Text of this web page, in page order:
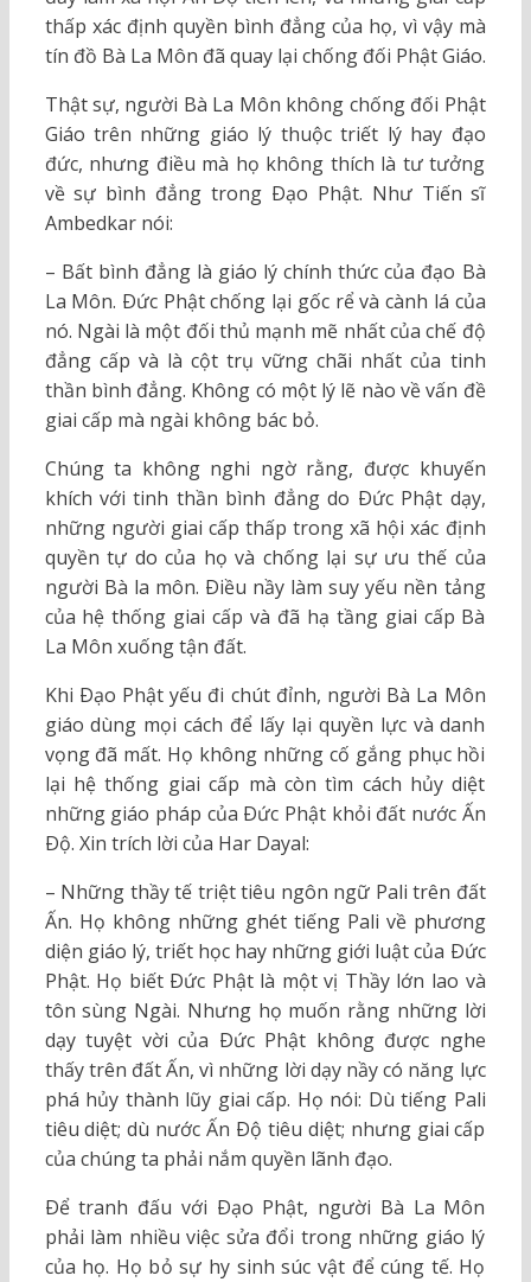
thấp xác định quyền bình đẳng của họ, vì vậy mà
tín đồ Bà La Môn đã quay lại chống đối Phật Giáo.
Thật sự, người Bà La Môn không chống đối Phật
Giáo trên những giáo lý thuộc triết lý hay đạo
đức, nhưng điều mà họ không thích là tư tưởng
về sự bình đẳng trong Ðạo Phật. Như Tiến sĩ
Ambedkar nói:
– Bất bình đẳng là giáo lý chính thức của đạo Bà
La Môn. Ðức Phật chống lại gốc rể và cành lá của
nó. Ngài là một đối thủ mạnh mẽ nhất của chế độ
đẳng cấp và là cột trụ vững chãi nhất của tinh
thần bình đẳng. Không có một lý lẽ nào về vấn đề
giai cấp mà ngài không bác bỏ.
Chúng ta không nghi ngờ rằng, được khuyến
khích với tinh thần bình đẳng do Ðức Phật dạy,
những người giai cấp thấp trong xã hội xác định
quyền tự do của họ và chống lại sự ưu thế của
người Bà la môn. Ðiều nầy làm suy yếu nền tảng
của hệ thống giai cấp và đã hạ tầng giai cấp Bà
La Môn xuống tận đất.
Khi Ðạo Phật yếu đi chút đỉnh, người Bà La Môn
giáo dùng mọi cách để lấy lại quyền lực và danh
vọng đã mất. Họ không những cố gắng phục hồi
lại hệ thống giai cấp mà còn tìm cách hủy diệt
những giáo pháp của Ðức Phật khỏi đất nước Ấn
Ðộ. Xin trích lời của Har Dayal:
– Những thầy tế triệt tiêu ngôn ngữ Pali trên đất
Ấn. Họ không những ghét tiếng Pali về phương
diện giáo lý, triết học hay những giới luật của Ðức
Phật. Họ biết Ðức Phật là một vị Thầy lớn lao và
tôn sùng Ngài. Nhưng họ muốn rằng những lời
dạy tuyệt vời của Ðức Phật không được nghe
thấy trên đất Ấn, vì những lời dạy nầy có năng lực
phá hủy thành lũy giai cấp. Họ nói: Dù tiếng Pali
tiêu diệt; dù nước Ấn Ðộ tiêu diệt; nhưng giai cấp
của chúng ta phải nắm quyền lãnh đạo.
Ðể tranh đấu với Ðạo Phật, người Bà La Môn
phải làm nhiều việc sửa đổi trong những giáo lý
của họ. Họ bỏ sự hy sinh súc vật để cúng tế. Họ